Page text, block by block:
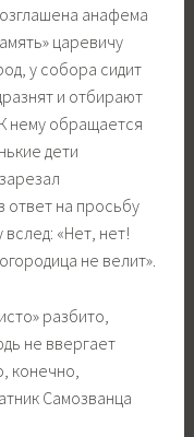
анафема
царевичу
у собора сидит
и отбирают
нему обращается
дети
ответ на просьбу
«Нет, нет!
не велит».
разбито,
не ввергает
конечно,
Самозванца